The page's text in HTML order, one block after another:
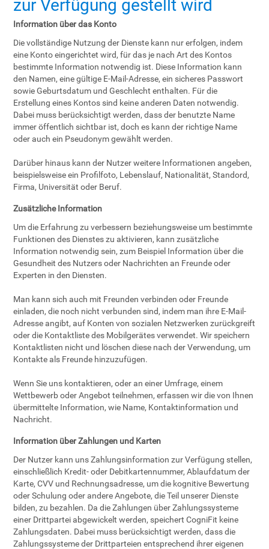
zur Verfügung gestellt wird
Information über das Konto
Die vollständige Nutzung der Dienste kann nur erfolgen, indem
eine Konto eingerichtet wird, für das je nach Art des Kontos
bestimmte Information notwendig ist. Diese Information kann
den Namen, eine gültige E-Mail-Adresse, ein sicheres Passwort
sowie Geburtsdatum und Geschlecht enthalten. Für die
Erstellung eines Kontos sind keine anderen Daten notwendig.
Dabei muss berücksichtigt werden, dass der benutzte Name
immer öffentlich sichtbar ist, doch es kann der richtige Name
oder auch ein Pseudonym gewählt werden.
Darüber hinaus kann der Nutzer weitere Informationen angeben,
beispielsweise ein Profilfoto, Lebenslauf, Nationalität, Standord,
Firma, Universität oder Beruf.
Zusätzliche Information
Um die Erfahrung zu verbessern beziehungsweise um bestimmte
Funktionen des Dienstes zu aktivieren, kann zusätzliche
Information notwendig sein, zum Beispiel Information über die
Gesundheit des Nutzers oder Nachrichten an Freunde oder
Experten in den Diensten.
Man kann sich auch mit Freunden verbinden oder Freunde
einladen, die noch nicht verbunden sind, indem man ihre E-Mail-
Adresse angibt, auf Konten von sozialen Netzwerken zurückgreift
oder die Kontaktliste des Mobilgerätes verwendet. Wir speichern
Kontaktlisten nicht und löschen diese nach der Verwendung, um
Kontakte als Freunde hinzuzufügen.
Wenn Sie uns kontaktieren, oder an einer Umfrage, einem
Wettbewerb oder Angebot teilnehmen, erfassen wir die von Ihnen
übermittelte Information, wie Name, Kontaktinformation und
Nachricht.
Information über Zahlungen und Karten
Der Nutzer kann uns Zahlungsinformation zur Verfügung stellen,
einschließlich Kredit- oder Debitkartennummer, Ablaufdatum der
Karte, CVV und Rechnungsadresse, um die kognitive Bewertung
oder Schulung oder andere Angebote, die Teil unserer Dienste
bilden, zu bezahlen. Da die Zahlungen über Zahlungssysteme
einer Drittpartei abgewickelt werden, speichert CogniFit keine
Zahlungsdaten. Dabei muss berücksichtigt werden, dass die
Zahlungssysteme der Drittparteien entsprechend ihrer eigenen